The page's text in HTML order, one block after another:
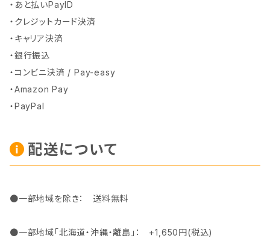
・あと払いPayID
・クレジットカード決済
・キャリア決済
・銀行振込
・コンビニ決済 / Pay-easy
・Amazon Pay
・PayPal
配送について
●一部地域を除き： 送料無料
●一部地域「北海道・沖縄・離島」： +1,650円(税込)